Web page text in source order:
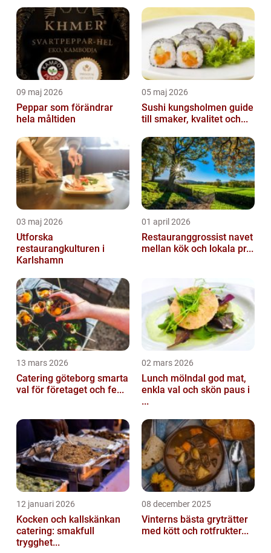
09 maj 2026
Peppar som förändrar
hela måltiden
05 maj 2026
Sushi kungsholmen guide
till smaker, kvalitet och...
03 maj 2026
Utforska
restaurangkulturen i
Karlshamn
01 april 2026
Restauranggrossist navet
mellan kök och lokala pr...
13 mars 2026
Catering göteborg smarta
val för företaget och fe...
02 mars 2026
Lunch mölndal god mat,
enkla val och skön paus i
...
12 januari 2026
Kocken och kallskänkan
catering: smakfull
trygghet...
08 december 2025
Vinterns bästa gryträtter
med kött och rotfrukter...